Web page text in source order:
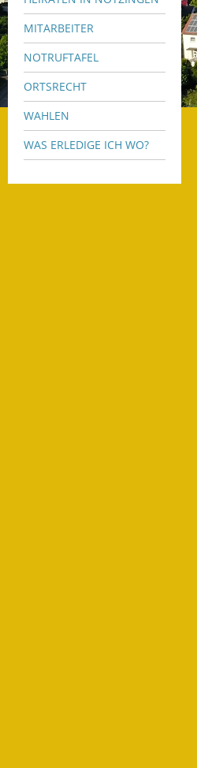
MITARBEITER
NOTRUFTAFEL
ORTSRECHT
WAHLEN
WAS ERLEDIGE ICH WO?